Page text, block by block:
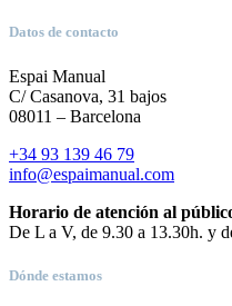
Datos de contacto
Espai Manual
C/ Casanova, 31 bajos
08011 – Barcelona
+34 93 139 46 79
info@espaimanual.com
Horario de atención al
De L a V, de 9.30 a 13.30h. y
Dónde estamos